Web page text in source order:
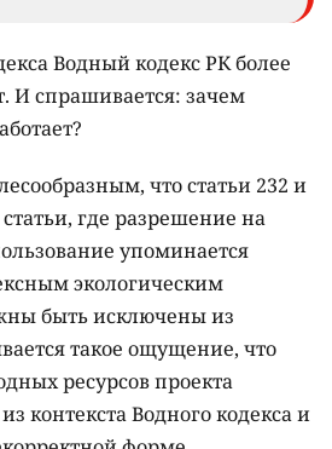
Водный кодекс РК более
И спрашивается: зачем
что статьи 232 и
где разрешение на
упоминается
экологическим
быть исключены из
такое ощущение, что
ресурсов проекта
контекста Водного кодекса и